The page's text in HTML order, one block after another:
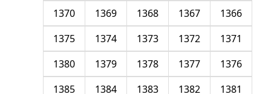
1366
1367
1368
1369
1370
1371
1372
1373
1374
1375
1376
1377
1378
1379
1380
1381
1382
1383
1384
1385